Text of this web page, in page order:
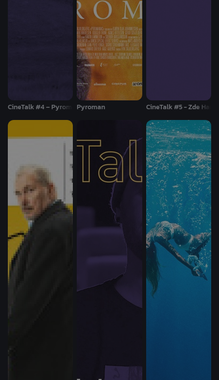
CineTalk #4 – PyromanPyroman CineTalk #5 - Zde